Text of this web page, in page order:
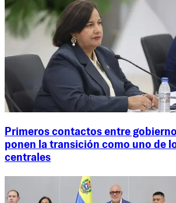
Primeros contactos entre
ponen la transición como uno de
centrales